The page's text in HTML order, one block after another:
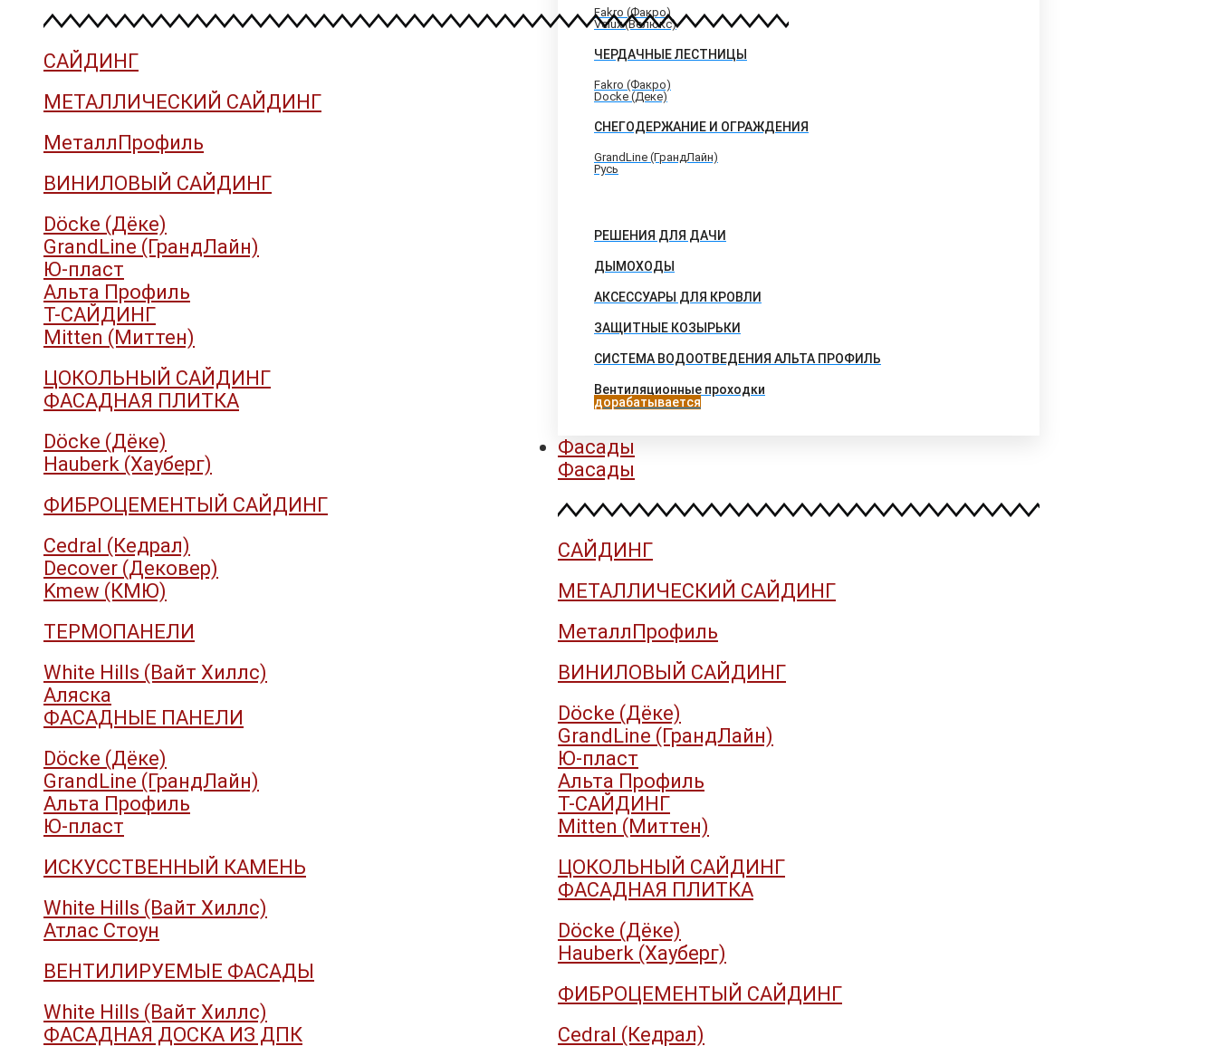
САЙДИНГ
МЕТАЛЛИЧЕСКИЙ САЙДИНГ
МеталлПрофиль
ВИНИЛОВЫЙ САЙДИНГ
Döcke (Дёке)
GrandLine (ГрандЛайн)
Ю-пласт
Альта Профиль
Т-САЙДИНГ
Mitten (Миттен)
ЦОКОЛЬНЫЙ САЙДИНГ
ФАСАДНАЯ ПЛИТКА
Döcke (Дёке)
Hauberk (Хауберг)
ФИБРОЦЕМЕНТЫЙ САЙДИНГ
Cedral (Кедрал)
Decover (Дековер)
Kmew (КМЮ)
ТЕРМОПАНЕЛИ
White Hills (Вайт Хиллс)
Аляска
ФАСАДНЫЕ ПАНЕЛИ
Döcke (Дёке)
GrandLine (ГрандЛайн)
Альта Профиль
Ю-пласт
ИСКУССТВЕННЫЙ КАМЕНЬ
White Hills (Вайт Хиллс)
Атлас Стоун
ВЕНТИЛИРУЕМЫЕ ФАСАДЫ
White Hills (Вайт Хиллс)
ФАСАДНАЯ ДОСКА ИЗ ДПК
Fakro (Факро)
Velux (Велюкс)
ЧЕРДАЧНЫЕ ЛЕСТНИЦЫ
Fakro (Факро)
Docke (Деке)
СНЕГОДЕРЖАНИЕ И ОГРАЖДЕНИЯ
GrandLine (ГрандЛайн)
Русь
РЕШЕНИЯ ДЛЯ ДАЧИ
ДЫМОХОДЫ
АКСЕССУАРЫ ДЛЯ КРОВЛИ
ЗАЩИТНЫЕ КОЗЫРЬКИ
СИСТЕМА ВОДООТВЕДЕНИЯ АЛЬТА ПРОФИЛЬ
Вентиляционные проходки
дорабатывается
Фасады
Фасады
САЙДИНГ
МЕТАЛЛИЧЕСКИЙ САЙДИНГ
МеталлПрофиль
ВИНИЛОВЫЙ САЙДИНГ
Döcke (Дёке)
GrandLine (ГрандЛайн)
Ю-пласт
Альта Профиль
Т-САЙДИНГ
Mitten (Миттен)
ЦОКОЛЬНЫЙ САЙДИНГ
ФАСАДНАЯ ПЛИТКА
Döcke (Дёке)
Hauberk (Хауберг)
ФИБРОЦЕМЕНТЫЙ САЙДИНГ
Cedral (Кедрал)